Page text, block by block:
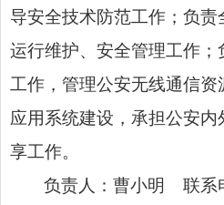
导安全技术防范工作；负
运行维护、安全管理工作
工作，管理公安无线通信
应用系统建设，承担公安
享工作。
负责人：曹小明 联系